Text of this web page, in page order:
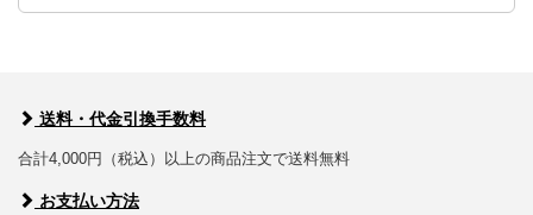
送料・代金引換手数料
合計4,000円（税込）以上の商品注文で送料無料
お支払い方法